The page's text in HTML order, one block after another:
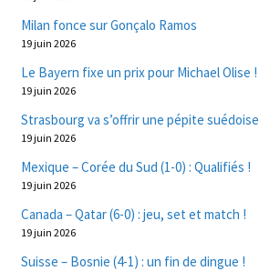
Milan fonce sur Gonçalo Ramos
19 juin 2026
Le Bayern fixe un prix pour Michael Olise !
19 juin 2026
Strasbourg va s’offrir une pépite suédoise
19 juin 2026
Mexique – Corée du Sud (1-0) : Qualifiés !
19 juin 2026
Canada – Qatar (6-0) : jeu, set et match !
19 juin 2026
Suisse – Bosnie (4-1) : un fin de dingue !